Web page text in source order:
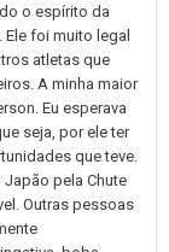
o espírito da
foi muito legal
atletas que
A minha maior
Eu esperava
seja, por ele ter
que teve.
pela Chute
Outras pessoas